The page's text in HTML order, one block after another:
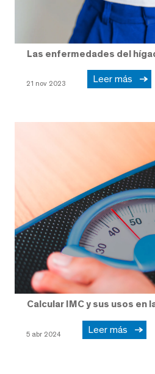
Las enfermedades del
21 nov 2023 Leer más
Calcular IMC y sus usos en
5 abr 2024 Leer más